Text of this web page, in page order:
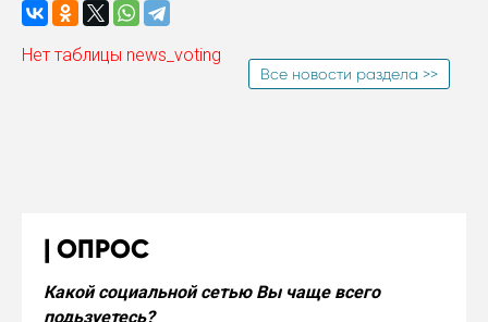
Нет таблицы news_voting
Все новости раздела >>
ОПРОС
Какой социальной сетью Вы чаще всего
подьзуетесь?